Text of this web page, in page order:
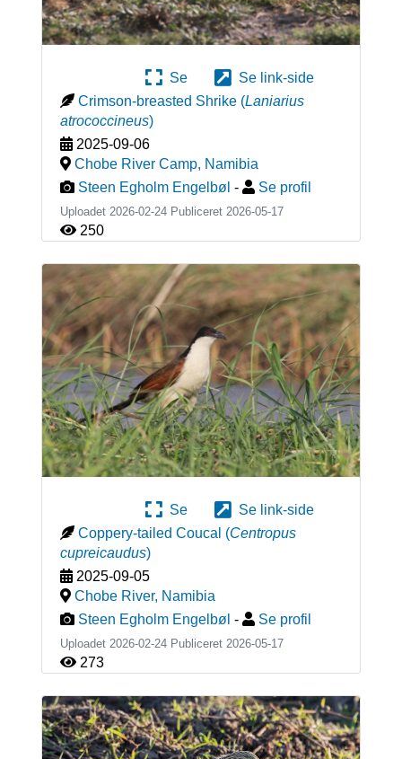
Se
Se link-side
Crimson-breasted Shrike (Laniarius
atrococcineus)
2025-09-06
Chobe River Camp, Namibia
Steen Egholm Engelbøl - Se profil
Uploadet 2026-02-24 Publiceret 2026-05-17
250
Se
Se link-side
Coppery-tailed Coucal (Centropus
cupreicaudus)
2025-09-05
Chobe River, Namibia
Steen Egholm Engelbøl - Se profil
Uploadet 2026-02-24 Publiceret 2026-05-17
273